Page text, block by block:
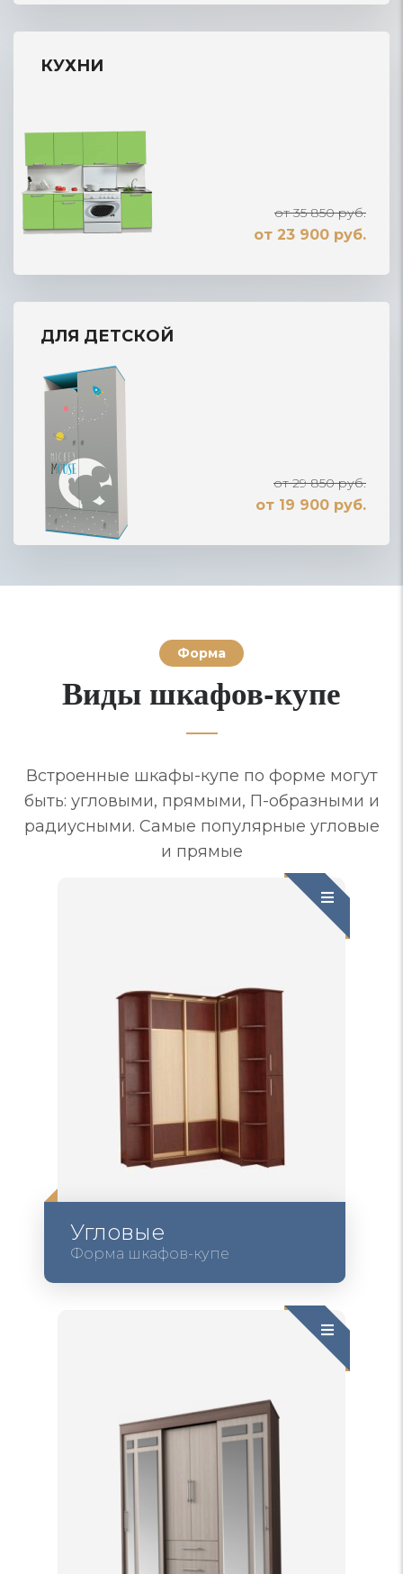
КУХНИ
от 35 850 руб.
от 23 900 руб.
ДЛЯ ДЕТСКОЙ
от 29 850 руб.
от 19 900 руб.
Форма
Виды шкафов-купе
Встроенные шкафы-купе по форме могут
быть: угловыми, прямыми, П-образными и
радиусными. Самые популярные угловые
и прямые
Угловые
Форма шкафов-купе